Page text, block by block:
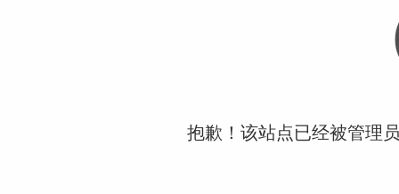
抱歉！该站点已经被管理